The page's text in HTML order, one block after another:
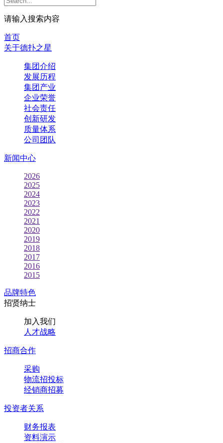
请输入搜索内容
首页
关于德扑之星
集团介绍
发展历程
集团产业
企业荣誉
社会责任
创新研发
质量体系
公司团队
新闻中心
2026
2025
2024
2023
2022
2021
2020
2019
2018
2017
2016
2015
品牌特色
招贤纳士
加入我们
人才战略
招商合作
采购
物流招投标
经销商招募
投资者关系
财务报表
资料演示